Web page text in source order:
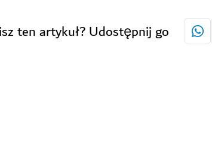
ten artykuł? Udostępnij go